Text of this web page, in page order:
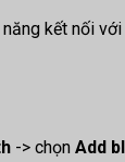
kết nối
-> chọnAdd